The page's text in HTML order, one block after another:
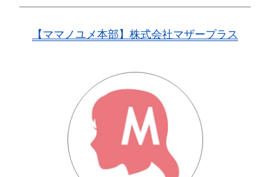
【ママノユメ本部】株式会社マザープラス